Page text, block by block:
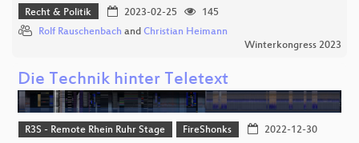
Recht & Politik 2023-02-25
145
Rolf Rauschenbach and Christian Heimann
Winterkongress 2023
Die Technik hinter Teletext
R3S - Remote Rhein Ruhr Stage FireShonks
2022-12-30